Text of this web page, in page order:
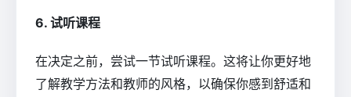
6. 试听课程
在决定之前，尝试一节试听课程。这将让你更好地
了解教学方法和教师的风格，以确保你感到舒适和